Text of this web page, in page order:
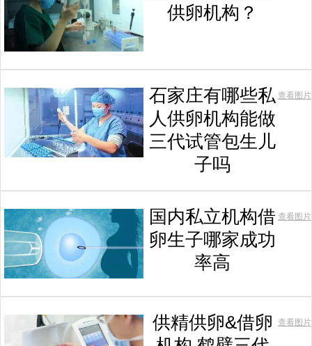
供卵机构？
石家庄有哪些私
人供卵机构能做
三代试管包生儿
子吗
查看图片
国内私立机构借
卵生子哪家成功
率高
查看图片
供精供卵&借卵
查看图片